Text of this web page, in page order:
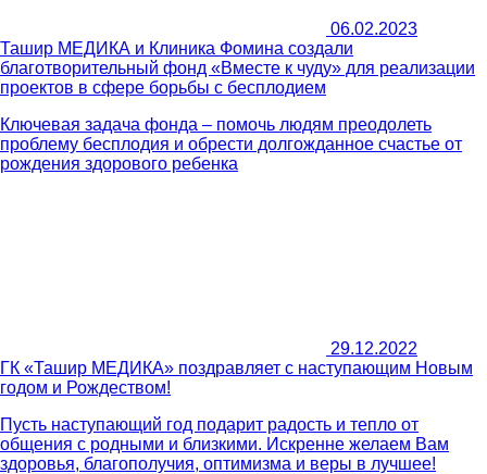
06.02.2023
Ташир МЕДИКА и Клиника Фомина создали
благотворительный фонд «Вместе к чуду» для реализации
проектов в сфере борьбы с бесплодием
Ключевая задача фонда – помочь людям преодолеть
проблему бесплодия и обрести долгожданное счастье от
рождения здорового ребенка
29.12.2022
ГК «Ташир МЕДИКА» поздравляет с наступающим Новым
годом и Рождеством!
Пусть наступающий год подарит радость и тепло от
общения с родными и близкими. Искренне желаем Вам
здоровья, благополучия, оптимизма и веры в лучшее!